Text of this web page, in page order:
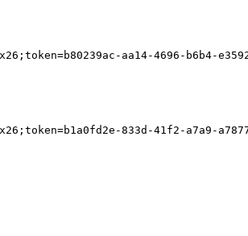
aa14-4696-b6b4-
833d-41f2-a7a9-